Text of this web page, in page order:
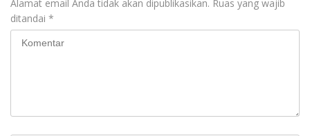
Alamat email Anda tidak akan dipublikasikan. Ruas yang wajib
ditandai *